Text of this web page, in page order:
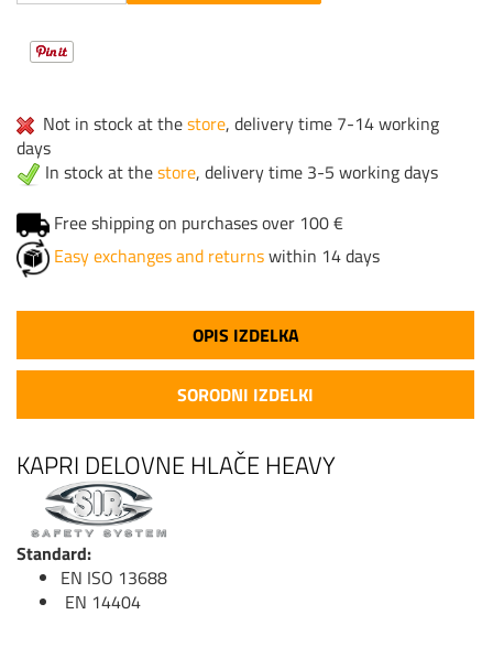
Not in stock at thestore, delivery time 7-14 working
days
In stock at thestore, delivery time 3-5 working days
Free shipping on purchases over 100 €
Easy exchanges and returnswithin 14 days
OPIS IZDELKA
SORODNI IZDELKI
KAPRI DELOVNE HLAČE HEAVY
Standard:
EN ISO 13688
EN 14404